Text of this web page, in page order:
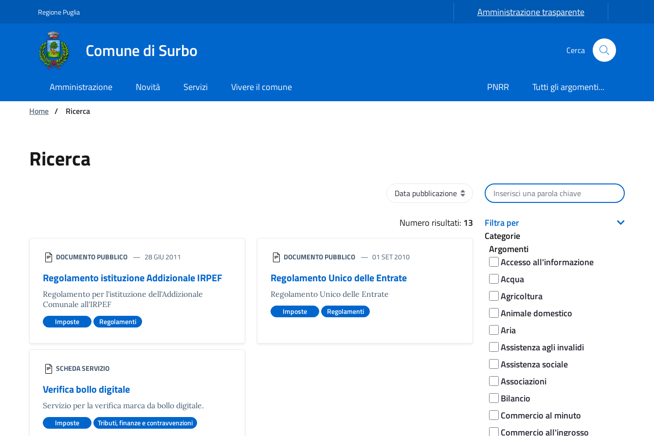
Navigazione
Salta al contenuto
Regione Puglia Amministrazione trasparente
Comune di Surbo Cerca
Amministrazione Novità Servizi Vivere il comune PNRR
Tutti gli argomenti...
Ti trovi in:
Home / Ricerca
Ricerca
Ordinamento
Numero risultati: 13
DOCUMENTO PUBBLICO 28 GIU 2011
Regolamento istituzione Addizionale IRPEF
Regolamento per l'istituzione dell'Addizionale
Comunale all'IRPEF
Imposte Regolamenti
DOCUMENTO PUBBLICO 01 SET 2010
Regolamento Unico delle Entrate
Regolamento Unico delle Entrate
Imposte Regolamenti
SCHEDA SERVIZIO
Verifica bollo digitale
Servizio per la verifica marca da bollo digitale.
Imposte Tributi, finanze e contravvenzioni
Cerca per testo
Filtra per
Categorie
Argomenti
Accesso all'informazione
Acqua
Agricoltura
Animale domestico
Aria
Assistenza agli invalidi
Assistenza sociale
Associazioni
Bilancio
Commercio al minuto
Commercio all'ingrosso